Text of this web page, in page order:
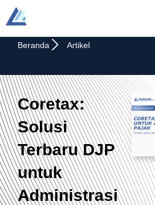
Beranda Artikel
Coretax:
Solusi
Terbaru DJP
untuk
Administrasi